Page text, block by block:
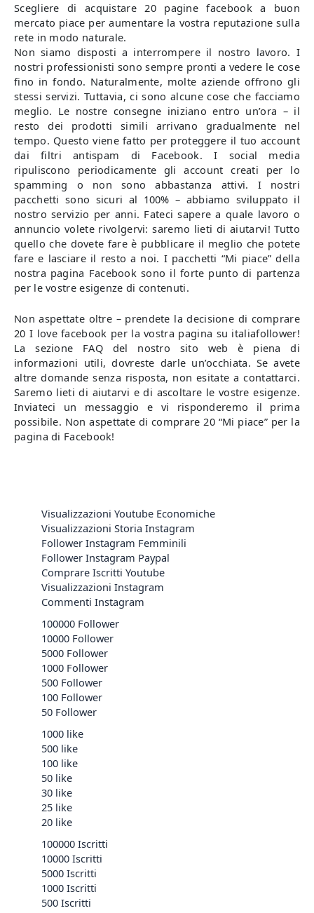
Scegliere di acquistare 20 pagine facebook a buon
mercato piace per aumentare la vostra reputazione sulla
rete in modo naturale.
Non siamo disposti a interrompere il nostro lavoro. I
nostri professionisti sono sempre pronti a vedere le cose
fino in fondo. Naturalmente, molte aziende offrono gli
stessi servizi. Tuttavia, ci sono alcune cose che facciamo
meglio. Le nostre consegne iniziano entro un’ora – il
resto dei prodotti simili arrivano gradualmente nel
tempo. Questo viene fatto per proteggere il tuo account
dai filtri antispam di Facebook. I social media
ripuliscono periodicamente gli account creati per lo
spamming o non sono abbastanza attivi. I nostri
pacchetti sono sicuri al 100% – abbiamo sviluppato il
nostro servizio per anni. Fateci sapere a quale lavoro o
annuncio volete rivolgervi: saremo lieti di aiutarvi! Tutto
quello che dovete fare è pubblicare il meglio che potete
fare e lasciare il resto a noi. I pacchetti “Mi piace” della
nostra pagina Facebook sono il forte punto di partenza
per le vostre esigenze di contenuti.
Non aspettate oltre – prendete la decisione di comprare
20 I love facebook per la vostra pagina su italiafollower!
La sezione FAQ del nostro sito web è piena di
informazioni utili, dovreste darle un’occhiata. Se avete
altre domande senza risposta, non esitate a contattarci.
Saremo lieti di aiutarvi e di ascoltare le vostre esigenze.
Inviateci un messaggio e vi risponderemo il prima
possibile. Non aspettate di comprare 20 “Mi piace” per la
pagina di Facebook!
Visualizzazioni Youtube Economiche
Visualizzazioni Storia Instagram
Follower Instagram Femminili
Follower Instagram Paypal
Comprare Iscritti Youtube
Visualizzazioni Instagram
Commenti Instagram
100000 Follower
10000 Follower
5000 Follower
1000 Follower
500 Follower
100 Follower
50 Follower
1000 like
500 like
100 like
50 like
30 like
25 like
20 like
100000 Iscritti
10000 Iscritti
5000 Iscritti
1000 Iscritti
500 Iscritti